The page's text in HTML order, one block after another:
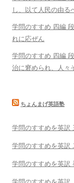
し、以て人民の由る
学問のすすめ 四編
れに応ぜん
学問のすすめ 四編
治に窘められ、人々
ちょんまげ英語塾
学問のすすめを英訳
学問のすすめを英訳
学問のすすめを英訳